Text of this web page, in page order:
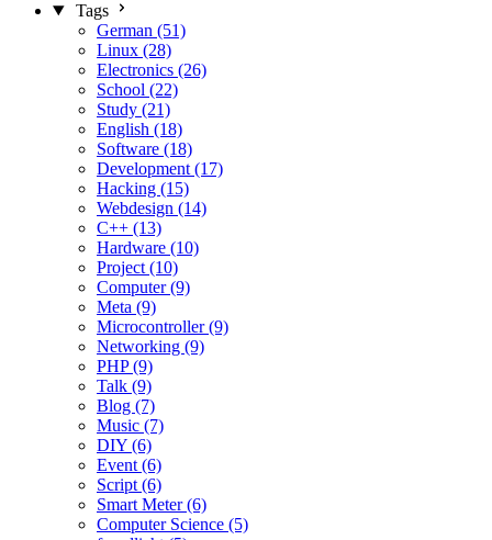
Tags
German (51)
Linux (28)
Electronics (26)
School (22)
Study (21)
English (18)
Software (18)
Development (17)
Hacking (15)
Webdesign (14)
C++ (13)
Hardware (10)
Project (10)
Computer (9)
Meta (9)
Microcontroller (9)
Networking (9)
PHP (9)
Talk (9)
Blog (7)
Music (7)
DIY (6)
Event (6)
Script (6)
Smart Meter (6)
Computer Science (5)